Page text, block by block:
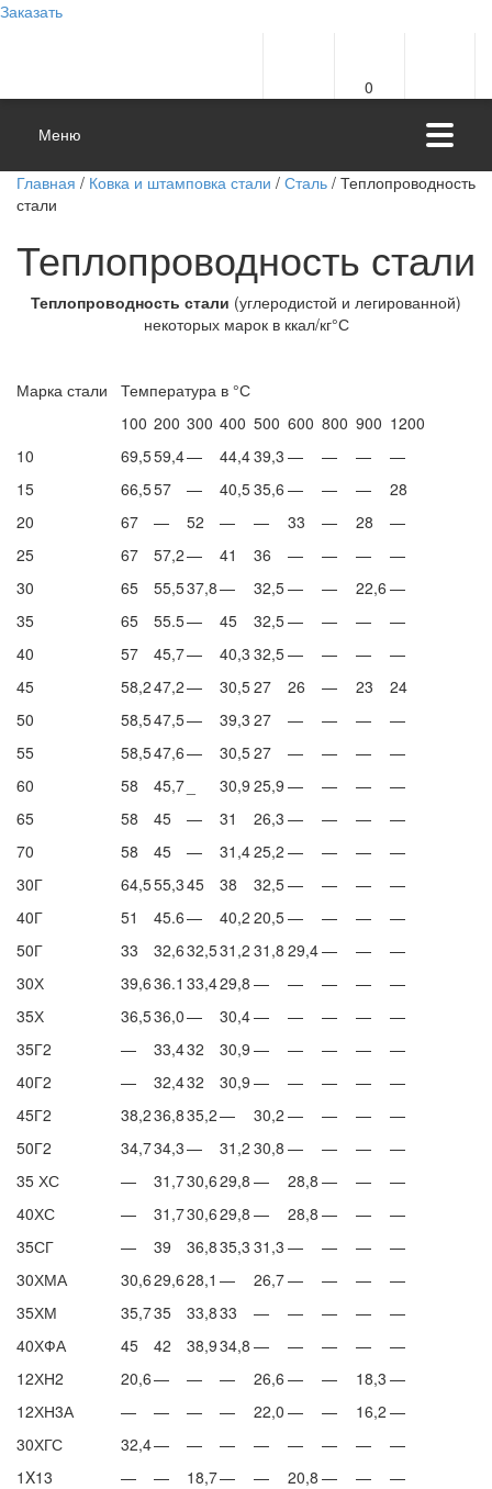
Заказать
0
Меню
Главная / Ковка и штамповка стали / Сталь / Теплопроводность
стали
Теплопроводность стали
Теплопроводность стали (углеродистой и легированной)
некоторых марок в ккал/кг°С
Марка стали
Температура в °С
100 200 300 400 500 600 800 900 1200
10
69,559,4— 44,439,3 — — —
—
15
66,557 — 40,535,6 — — —
28
20
67 — 52 — — 33 — 28
—
25
67 57,2— 41 36 — — —
—
30
65 55,537,8— 32,5— — 22,6 —
35
65 55.5— 45 32,5— — —
—
40
57 45,7— 40,3 32,5— — —
—
45
58,247,2— 30,527 26 — 23
24
50
58,547,5— 39,3 27 — — —
—
55
58,547,6— 30,527 — — —
—
60
58 45,7 30,9 25,9 — — —
—
65
58 45 — 31 26,3 — — —
—
70
58 45 — 31,425,2 — — —
—
30Г
64,555,345 38 32,5— — —
—
40Г
51 45.6— 40,2 20,5— — —
—
50Г
33 32,632,531,2 31,8 29,4— —
—
30Х
39,636.1 33,429,8 — — — —
—
35Х
36,536,0— 30,4— — — —
—
35Г2
— 33,432 30,9 — — — —
—
40Г2
— 32,432 30,9 — — — —
—
45Г2
38,236,835,2— 30,2 — — —
—
50Г2
34,734,3— 31,2 30,8 — — —
—
35 ХС
— 31,730,629,8 — 28,8 — —
—
40ХС
— 31,730,629,8 — 28,8 — —
—
35СГ
— 39 36,835,3 31,3 — — —
—
30ХМА
30,629,628,1 — 26,7— — —
—
35ХМ
35,735 33,833 — — — —
—
40ХФА
45 42 38,934,8 — — — —
—
12ХН2
20,6— — — 26,6 — — 18,3 —
12ХН3А
— — — — 22,0 — — 16,2 —
30ХГС
32,4— — — — — — —
—
1X13
— — 18,7— — 20,8 — —
—